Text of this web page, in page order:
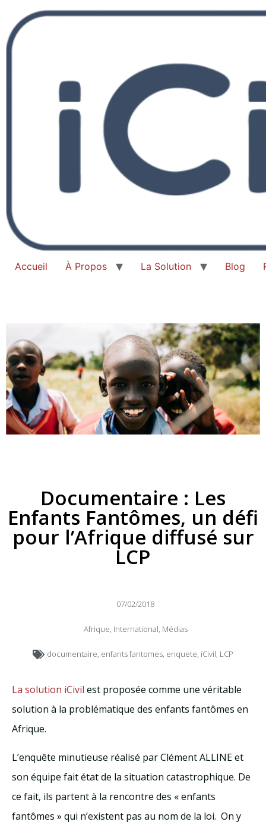
Accueil À Propos La Solution Blog
Documentaire : Les
Enfants Fantômes, un défi
pour l’Afrique diffusé sur
LCP
07/02/2018
Afrique, International, Médias
documentaire, enfants fantomes, enquete, iCivil, LCP
La solution iCivil est proposée comme une véritable
solution à la problématique des enfants fantômes en
Afrique.
L’enquête minutieuse réalisé par Clément ALLINE et
son équipe fait état de la situation catastrophique. De
ce fait, ils partent à la rencontre des « enfants
fantômes » qui n’existent pas au nom de la loi. On y